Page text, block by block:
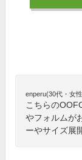
enperu(30代・女
こちらの
やフォルムが
ーやサイズ展